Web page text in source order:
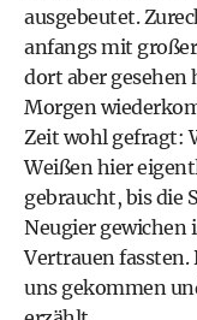
ausgebeutet.
anfangs mit
dort aber gesehen
Morgen
Zeit wohl gefragt:
Weißen hier
gebraucht, bis die
Neugier gewichen
Vertrauen fassten.
uns gekommen